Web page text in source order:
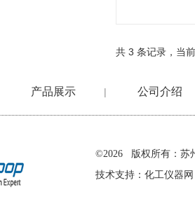
共 3 条记录，当
产品展示 | 公司介绍
©2026 版权所有：苏
技术支持： 化工仪器网